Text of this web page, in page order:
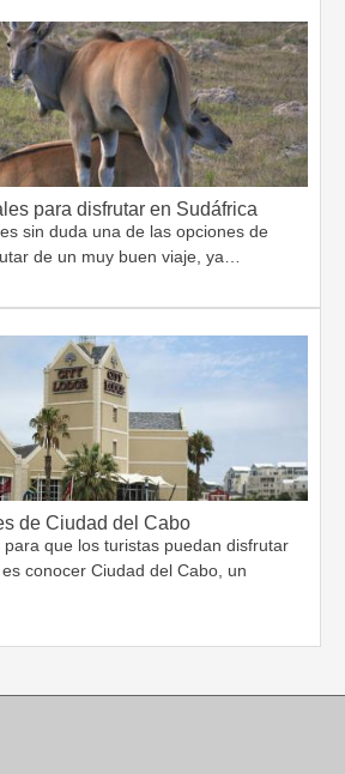
para disfrutar en Sudáfrica
sin duda una de las opciones de
de un muy buen viaje, ya…
de Ciudad del Cabo
que los turistas puedan disfrutar
conocer Ciudad del Cabo, un